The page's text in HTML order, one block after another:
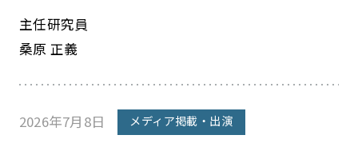
主任研究員
桑原 正義
2026年7月8日 メディア掲載・出演